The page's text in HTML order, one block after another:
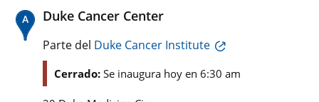
Duke Cancer Center
Parte del Duke Cancer Institute
Cerrado: Se inaugura hoy en 6:30 am